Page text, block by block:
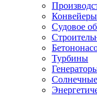
Конвейеры
Судовое
Турбины